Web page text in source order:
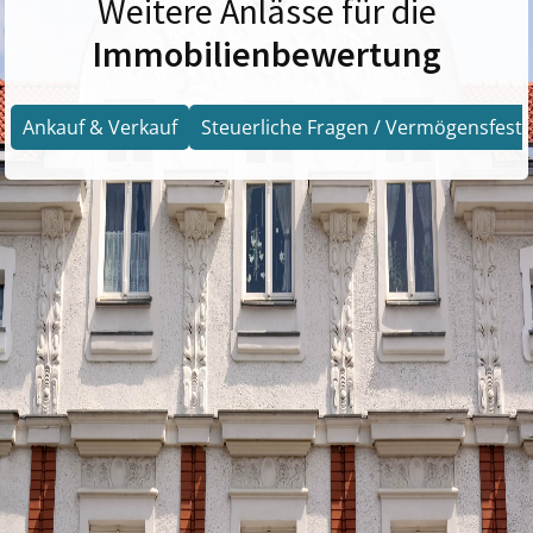
Weitere Anlässe für die
Immobilienbewertung
Ankauf & Verkauf Steuerliche Fragen /